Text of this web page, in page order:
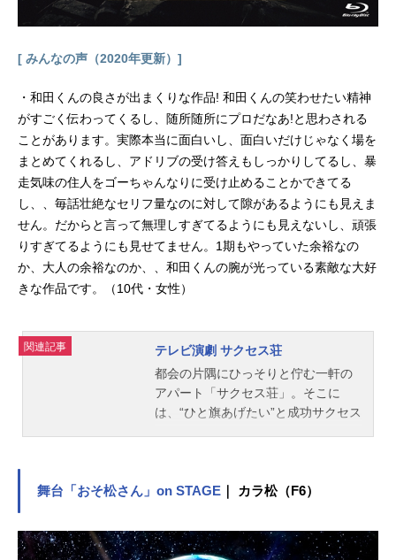
[ みんなの声（2020年更新）]
・和田くんの良さが出まくりな作品! 和田くんの笑わせたい精神
がすごく伝わってくるし、随所随所にプロだなあ!と思わされる
ことがあります。実際本当に面白いし、面白いだけじゃなく場を
まとめてくれるし、アドリブの受け答えもしっかりしてるし、暴
走気味の住人をゴーちゃんなりに受け止めることかできてる
し、、毎話壮絶なセリフ量なのに対して隙があるようにも見えま
せん。だからと言って無理しすぎてるようにも見えないし、頑張
りすぎてるようにも見せてません。1期もやっていた余裕なの
か、大人の余裕なのか、、和田くんの腕が光っている素敵な大好
きな作品です。（10代・女性）
関連記事
テレビ演劇 サクセス荘
都会の片隅にひっそりと佇む一軒の
アパート「サクセス荘」。そこに
は、“ひと旗あげたい”と成功サクセス
家、占い師、料理人…ジャンルは違
で、個性豊かな住人が集う。とある
日、新しい入居希望者がやってくる
舞台「おそ松さん」on STAGE ｜ カラ松（F6）